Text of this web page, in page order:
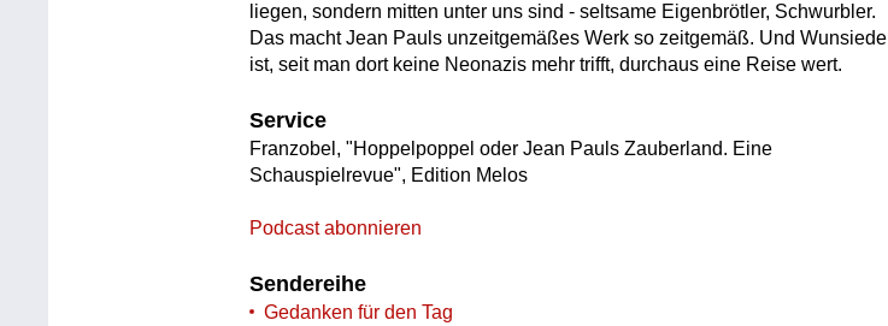
liegen, sondern mitten unter uns sind - seltsame Eigenbrötler, Schwurbler.
Das macht Jean Pauls unzeitgemäßes Werk so zeitgemäß. Und Wunsiedel
ist, seit man dort keine Neonazis mehr trifft, durchaus eine Reise wert.
Service
Franzobel, "Hoppelpoppel oder Jean Pauls Zauberland. Eine
Schauspielrevue", Edition Melos
Podcast abonnieren
Sendereihe
Gedanken für den Tag